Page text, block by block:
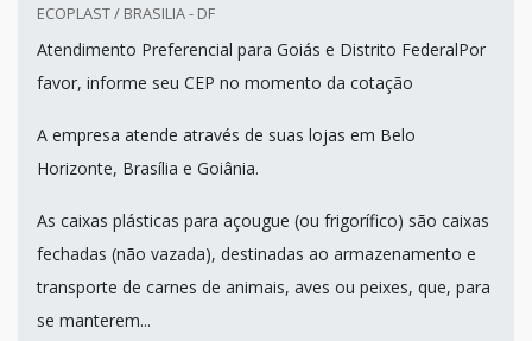
ECOPLAST / BRASILIA - DF
Atendimento Preferencial para Goiás e Distrito FederalPor
favor, informe seu CEP no momento da cotação
A empresa atende através de suas lojas em Belo
Horizonte, Brasília e Goiânia.
As caixas plásticas para açougue (ou frigorífico) são caixas
fechadas (não vazada), destinadas ao armazenamento e
transporte de carnes de animais, aves ou peixes, que, para
se manterem...